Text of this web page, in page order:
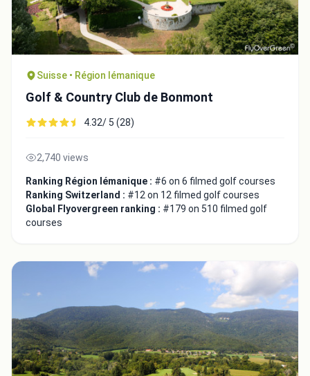
Suisse • Région lémanique
Golf & Country Club de Bonmont
4.32/ 5 (28)
2,740 views
Ranking Région lémanique : #6 on 6 filmed golf courses
Ranking Switzerland : #12 on 12 filmed golf courses
Global Flyovergreen ranking : #179 on 510 filmed golf
courses